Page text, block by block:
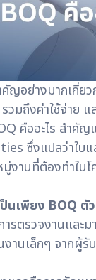
ญอย่างมากเกี่ย
วมถึงค่าใช้จ่าย แ
คืออะไร สำ
ซึ่งแปลว่าใบแ
งานที่ต้องทำในโ
นเพียง BOQ
ารตรวจงานและ
านเล็กๆ จากผู้รั